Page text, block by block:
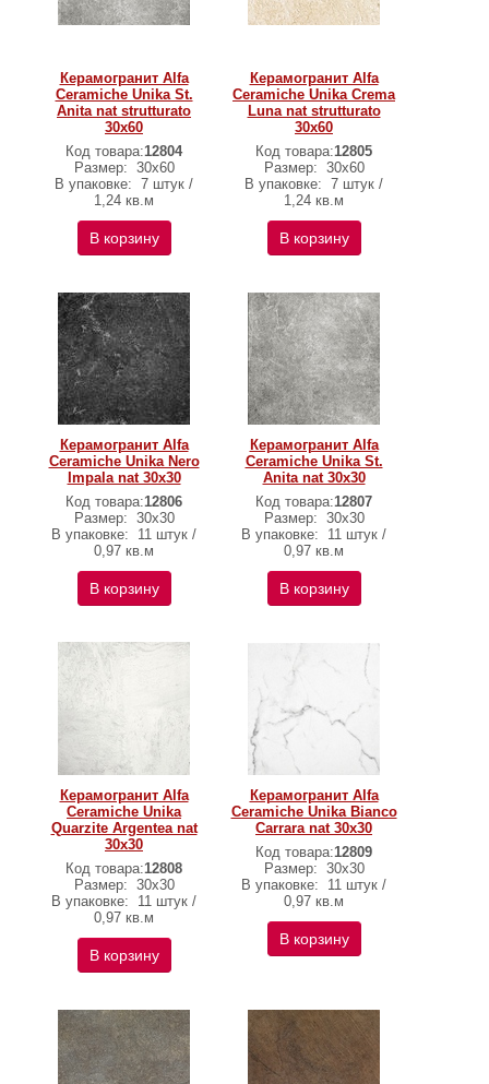
Керамогранит Alfa
Ceramiche Unika St.
Anita nat strutturato
30х60
Код товара:12804
Размер: 30х60
В упаковке: 7 штук /
1,24 кв.м
В корзину
Керамогранит Alfa
Ceramiche Unika Crema
Luna nat strutturato
30х60
Код товара:12805
Размер: 30х60
В упаковке: 7 штук /
1,24 кв.м
В корзину
Керамогранит Alfa
Ceramiche Unika Nero
Impala nat 30х30
Код товара:12806
Размер: 30х30
В упаковке:
11 штук /
0,97 кв.м
В корзину
Керамогранит Alfa
Ceramiche Unika St.
Anita nat 30х30
Код товара:12807
Размер: 30х30
В упаковке:
11 штук /
0,97 кв.м
В корзину
Керамогранит Alfa
Ceramiche Unika
Quarzite Argentea nat
30х30
Код товара:12808
Размер: 30х30
В упаковке:
11 штук /
0,97 кв.м
В корзину
Керамогранит Alfa
Ceramiche Unika Bianco
Carrara nat 30х30
Код товара:12809
Размер: 30х30
В упаковке:
11 штук /
0,97 кв.м
В корзину